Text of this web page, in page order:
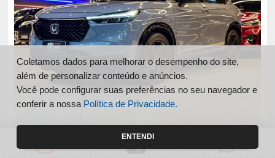
HONDAHR-V
Coletamos dados para melhorar o desempenho do site,
além de personalizar conteúdo e anúncios.
Você pode configurar suas preferências no seu navegador e
conferir a nossa Política de Privacidade.
ENTENDI